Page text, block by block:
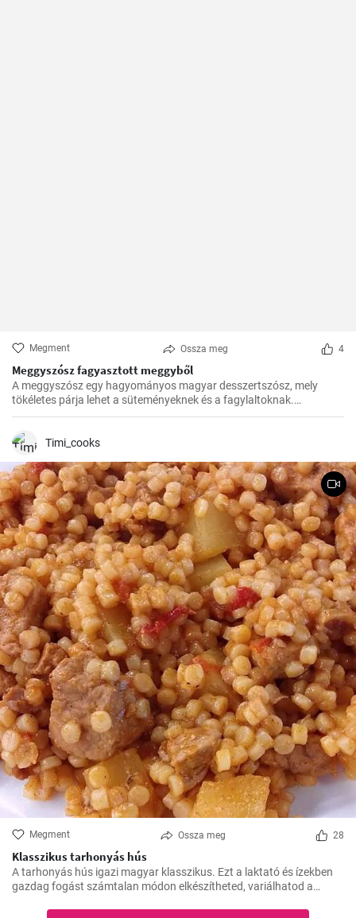
Megment Ossza meg 4
Meggyszósz fagyasztott meggyből
A meggyszósz egy hagyományos magyar desszertszósz, mely
tökéletes párja lehet a süteményeknek és a fagylaltoknak.
Fagyasztott meggyből készítve pedig bármikor élvezhetjük ezt a
Timi_cooks
Megment Ossza meg 28
Klasszikus tarhonyás hús
A tarhonyás hús igazi magyar klasszikus. Ezt a laktató és ízekben
gazdag fogást számtalan módon elkészítheted, variálhatod a